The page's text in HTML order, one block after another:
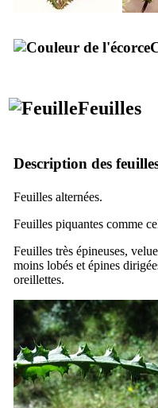
Feuilles
Description des
Feuilles alternées.
Feuilles piquantes comme
Feuilles très épineuses,
moins lobés et épines
oreillettes.